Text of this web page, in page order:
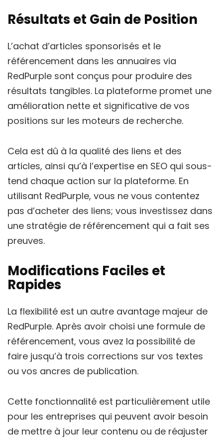
Résultats et Gain de Position
L’achat d’articles sponsorisés et le
référencement dans les annuaires via
RedPurple sont conçus pour produire des
résultats tangibles. La plateforme promet une
amélioration nette et significative de vos
positions sur les moteurs de recherche.
Cela est dû à la qualité des liens et des
articles, ainsi qu’à l’expertise en SEO qui sous-
tend chaque action sur la plateforme. En
utilisant RedPurple, vous ne vous contentez
pas d’acheter des liens; vous investissez dans
une stratégie de référencement qui a fait ses
preuves.
Modifications Faciles et
Rapides
La flexibilité est un autre avantage majeur de
RedPurple. Après avoir choisi une formule de
référencement, vous avez la possibilité de
faire jusqu’à trois corrections sur vos textes
ou vos ancres de publication.
Cette fonctionnalité est particulièrement utile
pour les entreprises qui peuvent avoir besoin
de mettre à jour leur contenu ou de réajuster